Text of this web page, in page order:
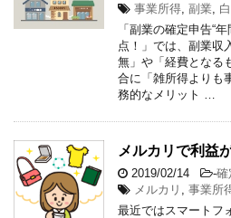
事業所得 副業
「副業の確定申告“
点！」では、副業収
無」や「経費となる
合に「雑所得よりも
務的なメリット …
メルカリで利益
2019/02/14 -確
メルカリ
事業所
最近ではスマートフ